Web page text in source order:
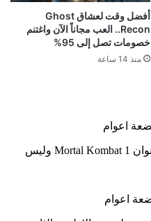
أفضل وقت لعشاق Ghost
Recon.. العب مجاناً الآن واغتنم
خصومات تصل إلى 95%
منذ 14 ساعة